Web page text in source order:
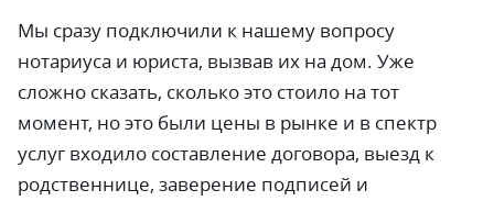
Мы сразу подключили к нашему вопросу
нотариуса и юриста, вызвав их на дом. Уже
сложно сказать, сколько это стоило на тот
момент, но это были цены в рынке и в спектр
услуг входило составление договора, выезд к
родственнице, заверение подписей и